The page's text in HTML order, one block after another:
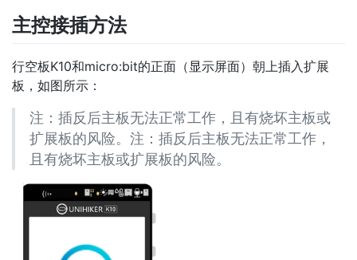
主控接插方法
行空板K10和micro:bit的正面（显示屏面）朝上插入扩展
板，如图所示：
注：插反后主板无法正常工作，且有烧坏主板或
扩展板的风险。注：插反后主板无法正常工作，
且有烧坏主板或扩展板的风险。